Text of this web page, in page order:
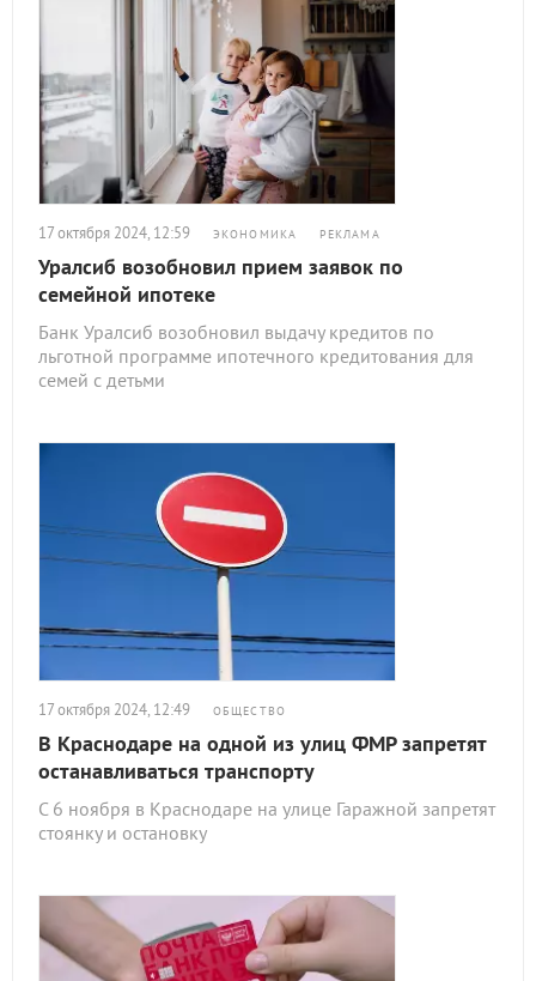
17 октября 2024, 12:59 ЭКОНОМИКА РЕКЛАМА
Уралсиб возобновил прием заявок по
семейной ипотеке
Банк Уралсиб возобновил выдачу кредитов по
льготной программе ипотечного кредитования для
семей с детьми
17 октября 2024, 12:49 ОБЩЕСТВО
В Краснодаре на одной из улиц ФМР запретят
останавливаться транспорту
С 6 ноября в Краснодаре на улице Гаражной запретят
стоянку и остановку